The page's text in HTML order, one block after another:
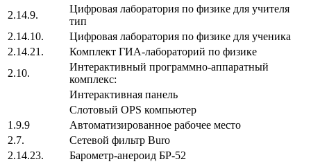
2.14.9.
Цифровая лаборатория по физике для учителя
тип
2.14.10.
Цифровая лаборатория по физике для ученика
2.14.21.
Комплект ГИА-лабораторий по физике
2.10.
Интерактивный программно-аппаратный
комплекс:
Интерактивная панель
Слотовый OPS компьютер
1.9.9
Автоматизированное рабочее место
2.7.
Сетевой фильтр Buro
2.14.23.
Барометр-анероид БР-52